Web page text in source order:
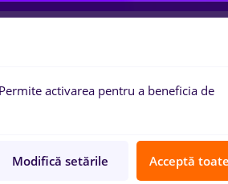
de muncacu salarii
Relevanță
Permite activarea pentru a beneficia de
Modifică setările Acceptă toate